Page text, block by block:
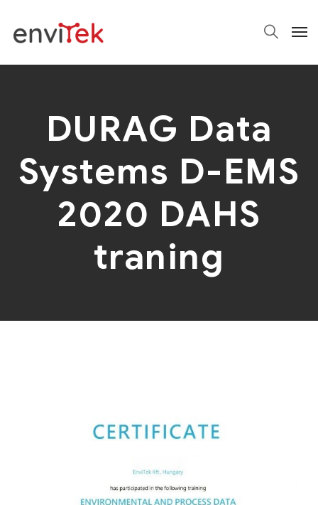
DURAG Data
Systems D-EMS
2020 DAHS
traning